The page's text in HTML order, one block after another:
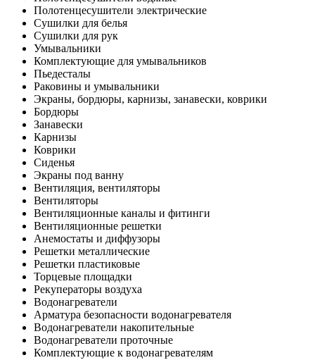
Полотенцесушители электрические
Сушилки для белья
Сушилки для рук
Умывальники
Комплектующие для умывальников
Пьедесталы
Раковины и умывальники
Экраны, бордюры, карнизы, занавески, коврики
Бордюры
Занавески
Карнизы
Коврики
Сиденья
Экраны под ванну
Вентиляция, вентиляторы
Вентиляторы
Вентиляционные каналы и фитинги
Вентиляционные решетки
Анемостаты и диффузоры
Решетки металлические
Решетки пластиковые
Торцевые площадки
Рекуператоры воздуха
Водонагреватели
Арматура безопасности водонагревателя
Водонагреватели накопительные
Водонагреватели проточные
Комплектующие к водонагревателям